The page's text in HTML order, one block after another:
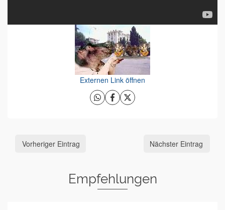
Externen Link öffnen
Vorheriger Eintrag Nächster Eintrag
Empfehlungen